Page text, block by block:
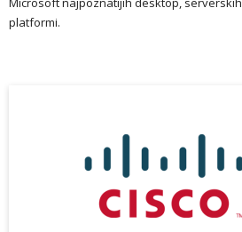
platformi.